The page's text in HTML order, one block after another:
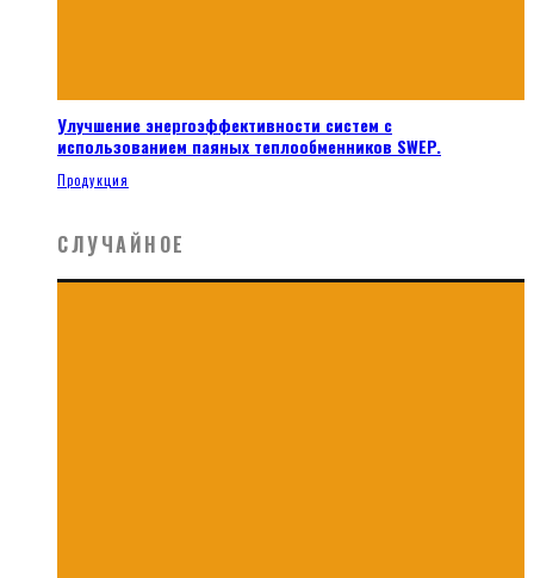
Улучшение энергоэффективности систем с
использованием паяных теплообменников SWEP.
Продукция
СЛУЧАЙНОЕ